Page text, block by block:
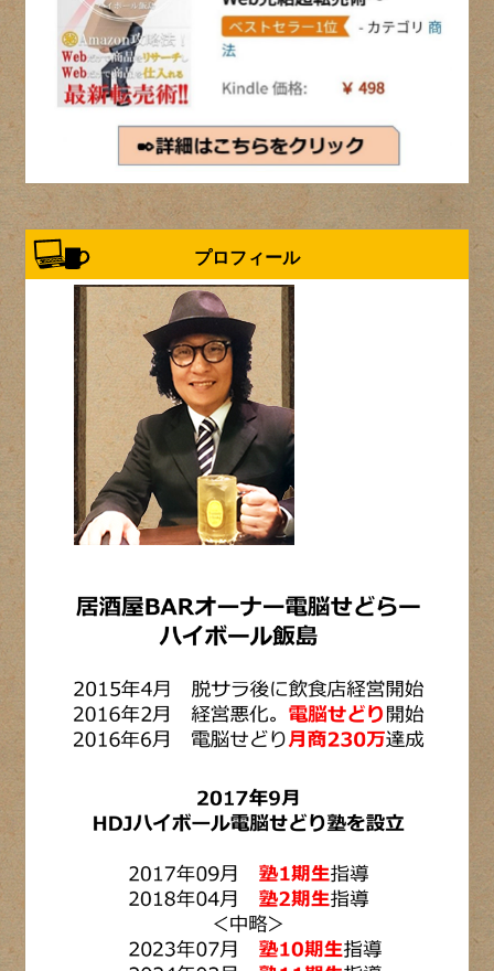
プロフィール